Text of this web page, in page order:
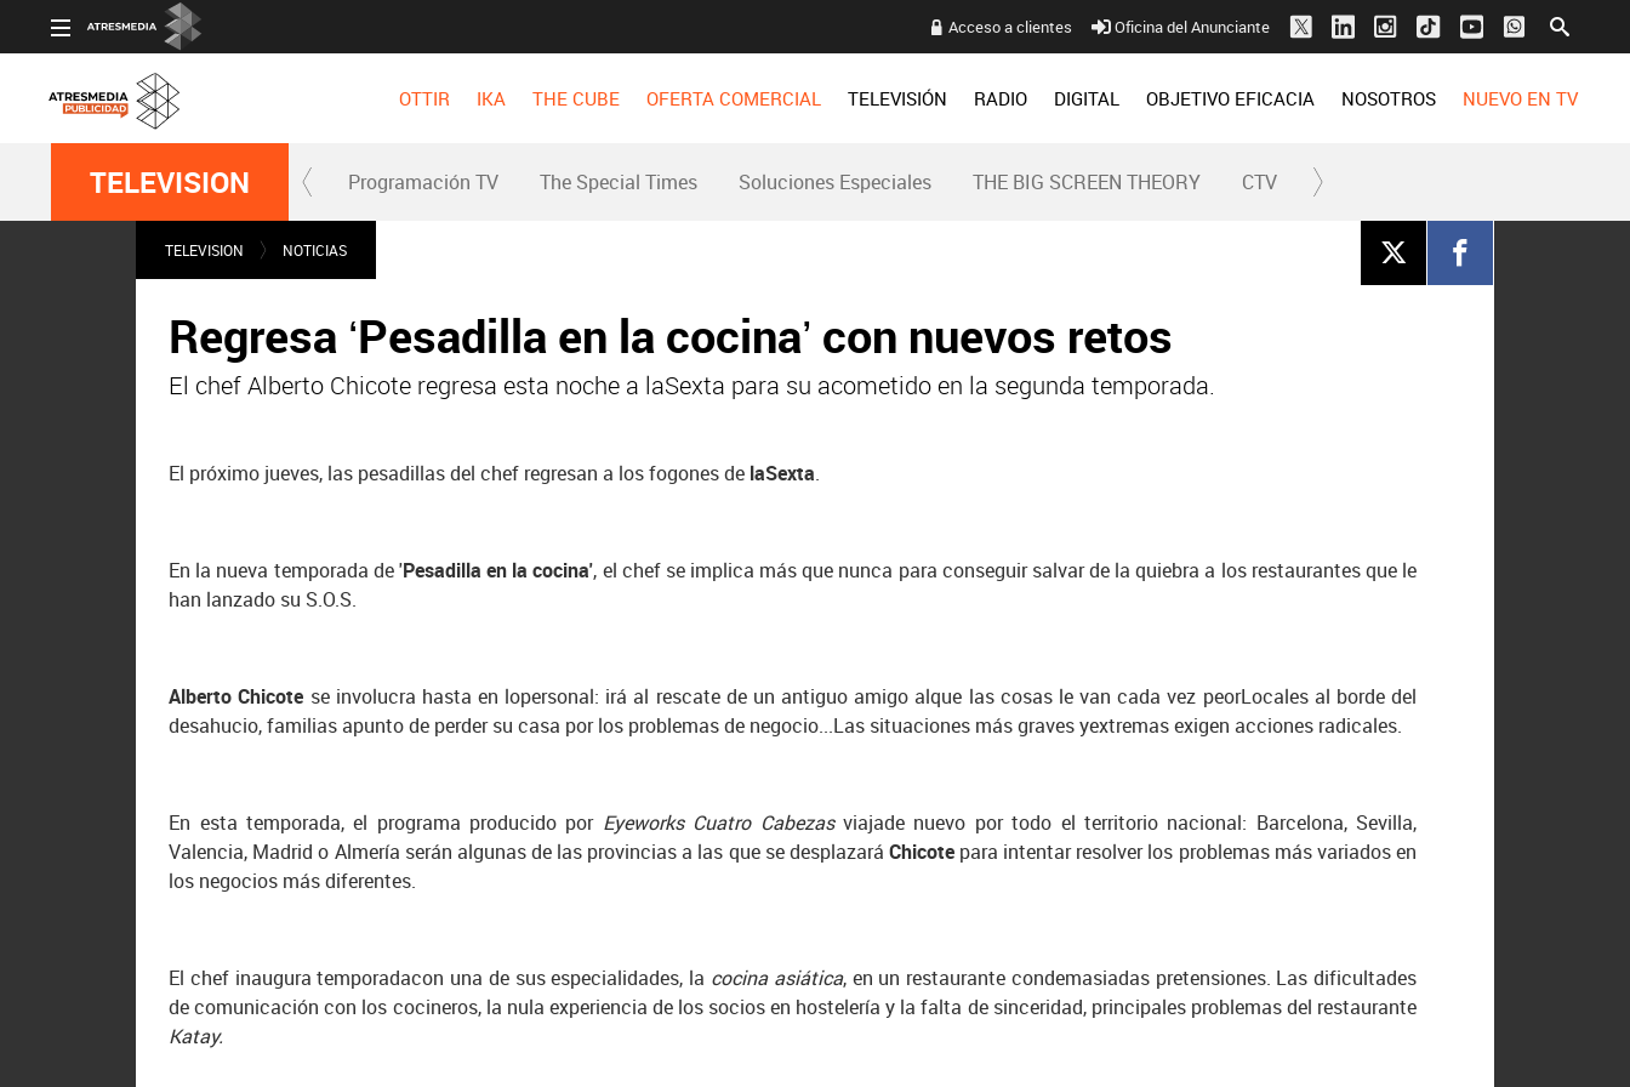
Acceso a clientes Oficina del Anunciante
OTTIR IKA THE CUBE OFERTA COMERCIAL TELEVISIÓN RADIO DIGITAL OBJETIVO EFICACIA NOSOTROS NUEVO EN TV
TELEVISION Programación TV The Special Times Soluciones Especiales THE BIG SCREEN THEORY CTV
TELEVISION NOTICIAS
Regresa ‘Pesadilla en la cocina’ con nuevos retos
El chef Alberto Chicote regresa esta noche a laSexta para su acometido en la segunda temporada.
El próximo jueves, las pesadillas del chef regresan a los fogones de laSexta.
En la nueva temporada de'Pesadilla en la cocina', el chef se implica más que nunca para conseguir salvar de la quiebra a los restaurantes que le
han lanzado su S.O.S.
Alberto Chicote se involucra hasta en lopersonal: irá al rescate de un antiguo amigo alque las cosas le van cada vez peorLocales al borde del
desahucio, familias apunto de perder su casa por los problemas de negocio...Las situaciones más graves yextremas exigen acciones radicales.
En esta temporada, el programa producido por Eyeworks Cuatro Cabezasviajade nuevo por todo el territorio nacional: Barcelona, Sevilla,
Valencia, Madrid o Almería serán algunas de las provincias a las que se desplazará Chicotepara intentar resolver los problemas más variados en
los negocios más diferentes.
El chef inaugura temporadacon una de sus especialidades, la cocina asiática, en un restaurante condemasiadas pretensiones. Las dificultades
de comunicación con los cocineros, la nula experiencia de los socios en hostelería y la falta de sinceridad, principales problemas del restaurante
Katay.